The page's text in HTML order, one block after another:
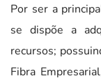
Por ser a
se dispõe a
recursos;
Fibra